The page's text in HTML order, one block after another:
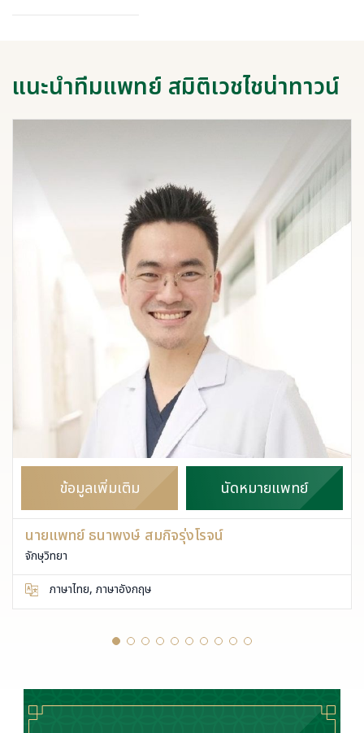
แนะนำทีมแพทย์ สมิติเวชไชน่าทาวน์
ข้อมูลเพิ่มเติม นัดหมายแพทย์
นายแพทย์ ธนาพงษ์ สมกิจรุ่งโรจน์
จักษุวิทยา
ภาษาไทย, ภาษาอังกฤษ